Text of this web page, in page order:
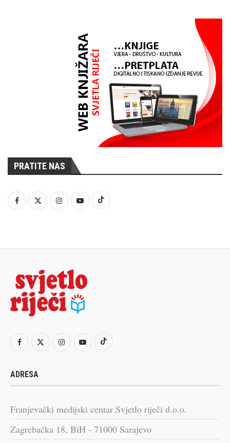
PRATITE NAS
ADRESA
Franjevački medijski centar Svjetlo riječi d.o.o.
Zagrebačka 18, BiH - 71000 Sarajevo